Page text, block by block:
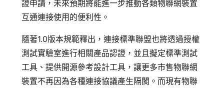
證申請，未來預期將能進一步推動各類物聯網裝置
互通連接使用的便利性。
隨著1.0版本規範釋出，連接標準聯盟也將透過授權
測試實驗室進行相關產品認證，並且擬定標準測試
工具、提供開源參考設計工具，讓更多市售物聯網
裝置不再因為各種連接協議產生隔閡。而現有物聯